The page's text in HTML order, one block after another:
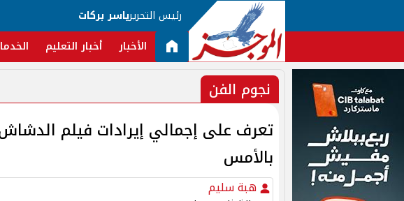
رئيس التحريرياسر بركات
الأخبار أخبار التعليم
نجوم الفن
تعرف على إجمالي إيرادات فيلم
بالأمس
هبة سليم